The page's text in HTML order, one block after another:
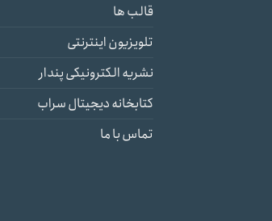
قالب ها
تلویزیون اینترنتی
نشریه الکترونیکی پندار
کتابخانه دیجیتال سراب
تماس با ما